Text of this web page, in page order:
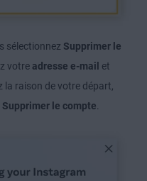
sélectionnez Supprimer le
votre adresse e-mail et
la raison de votre départ,
Supprimer le compte